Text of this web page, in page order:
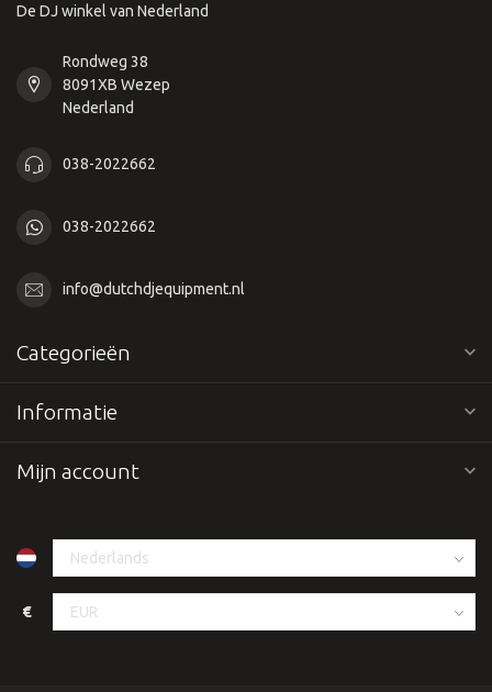
De DJ winkel van Nederland
Rondweg 38
8091XB Wezep
Nederland
038-2022662
038-2022662
info@dutchdjequipment.nl
Categorieën
Informatie
Mijn account
€